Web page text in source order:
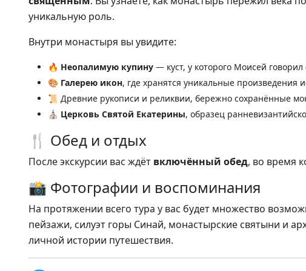
уникальную роль.
Внутри монастыря вы увидите:
🔥 Неопалимую купину — куст, у которого Моисей говорил
🎨 Галерею икон, где хранятся уникальные произведения
📜 Древние рукописи и реликвии, бережно сохранённые
⛪ Церковь Святой Екатерины, образец
🍴 Обед и отдых
После экскурсии вас ждёт включённый обед, во время
📸 Фотографии и воспоминания
На протяжении всего тура у вас будет множество
пейзажи, силуэт горы Синай, монастырские святыни и
личной истории путешествия.